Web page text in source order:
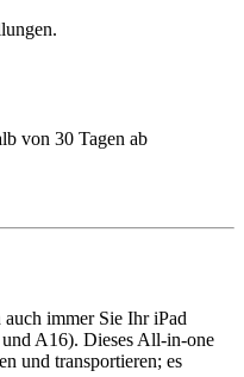
von 30 Tagen ab
immer Sie Ihr iPad
A16). Dieses All-in-one
und transportieren; es